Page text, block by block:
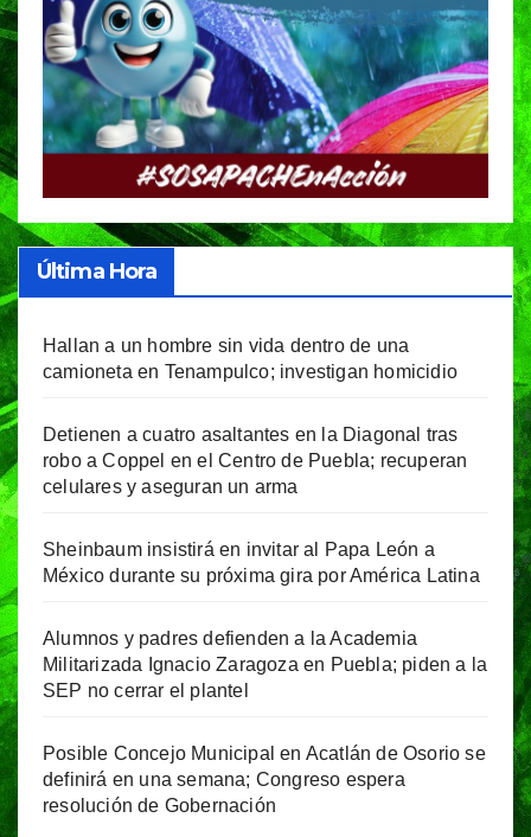
Última Hora
Hallan a un hombre sin vida dentro de una
camioneta en Tenampulco; investigan homicidio
Detienen a cuatro asaltantes en la Diagonal tras
robo a Coppel en el Centro de Puebla; recuperan
celulares y aseguran un arma
Sheinbaum insistirá en invitar al Papa León a
México durante su próxima gira por América Latina
Alumnos y padres defienden a la Academia
Militarizada Ignacio Zaragoza en Puebla; piden a la
SEP no cerrar el plantel
Posible Concejo Municipal en Acatlán de Osorio se
definirá en una semana; Congreso espera
resolución de Gobernación